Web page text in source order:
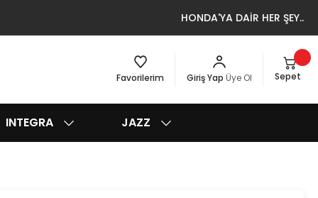
HONDA'YA DAİR HER ŞEY..
Favorilerim Giriş Yap Üye Ol Sepet
INTEGRA JAZZ